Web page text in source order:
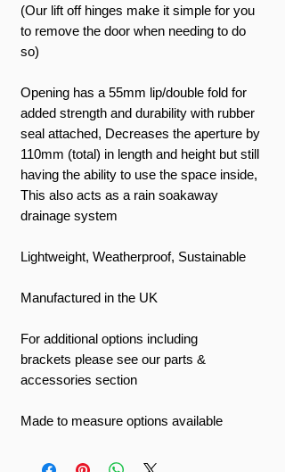
(Our lift off hinges make it simple for you
to remove the door when needing to do
so)
Opening has a 55mm lip/double fold for
added strength and durability with rubber
seal attached, Decreases the aperture by
110mm (total) in length and height but still
having the ability to use the space inside,
This also acts as a rain soakaway
drainage system
Lightweight, Weatherproof, Sustainable
Manufactured in the UK
For additional options including
brackets please see our parts &
accessories section
Made to measure options available